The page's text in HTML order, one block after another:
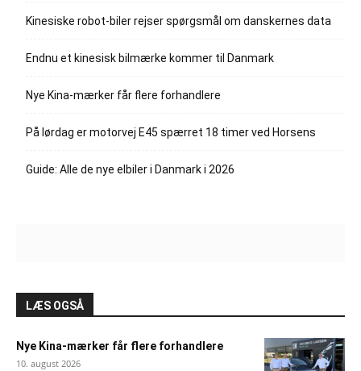
Kinesiske robot-biler rejser spørgsmål om danskernes data
Endnu et kinesisk bilmærke kommer til Danmark
Nye Kina-mærker får flere forhandlere
På lørdag er motorvej E45 spærret 18 timer ved Horsens
Guide: Alle de nye elbiler i Danmark i 2026
LÆS OGSÅ
Nye Kina-mærker får flere forhandlere
10. august 2026